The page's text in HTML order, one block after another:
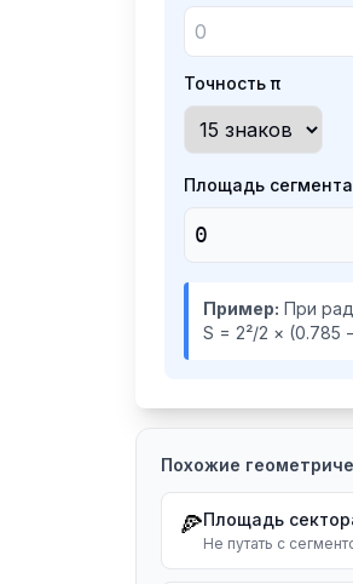
Точность π
Площадь сегмента
0
Пример: При
S = 2²/2 × (0.785
Похожие
🍕Площадь
Не путать с